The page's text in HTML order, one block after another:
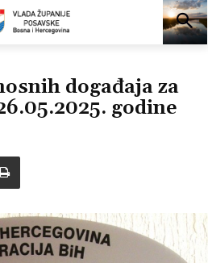
događaja za
godine